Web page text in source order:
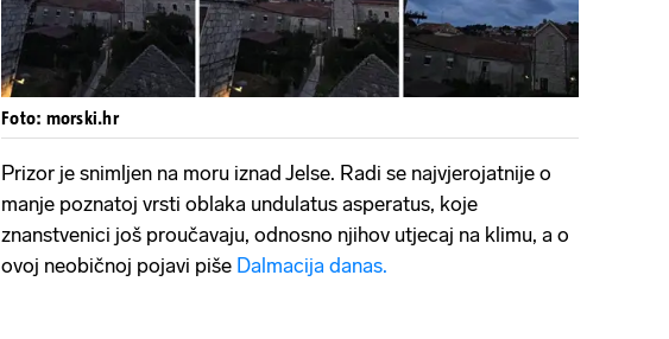
Foto: morski.hr
Prizor je snimljen na moru iznad Jelse. Radi se najvjerojatnije o
manje poznatoj vrsti oblaka undulatus asperatus, koje
znanstvenici još proučavaju, odnosno njihov utjecaj na klimu, a o
ovoj neobičnoj pojavi piše Dalmacija danas.